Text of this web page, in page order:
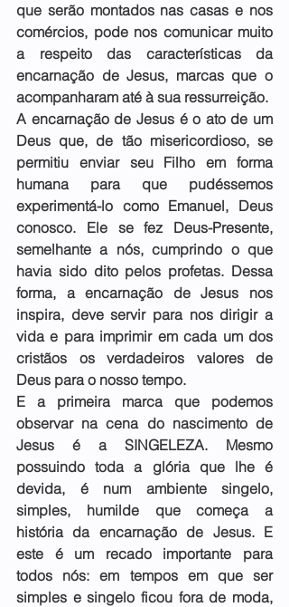
que serão montados nas casas e nos
comércios, pode nos comunicar muito
a respeito das características da
encarnação de Jesus, marcas que o
acompanharam até à sua ressurreição.
A encarnação de Jesus é o ato de um
Deus que, de tão misericordioso, se
permitiu enviar seu Filho em forma
humana para que pudéssemos
experimentá-lo como Emanuel, Deus
conosco. Ele se fez Deus-Presente,
semelhante a nós, cumprindo o que
havia sido dito pelos profetas. Dessa
forma, a encarnação de Jesus nos
inspira, deve servir para nos dirigir a
vida e para imprimir em cada um dos
cristãos os verdadeiros valores de
Deus para o nosso tempo.
E a primeira marca que podemos
observar na cena do nascimento de
Jesus é a SINGELEZA. Mesmo
possuindo toda a glória que lhe é
devida, é num ambiente singelo,
simples, humilde que começa a
história da encarnação de Jesus. E
este é um recado importante para
todos nós: em tempos em que ser
simples e singelo ficou fora de moda,